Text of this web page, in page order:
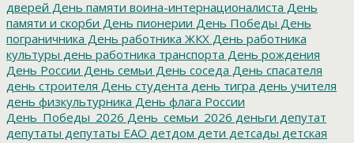
дверей День памяти воина-интернационалиста День
памяти и скорби День пионерии День Победы День
пограничника День работника ЖКХ День работника
культуры день работника транспорта День рождения
День России День семьи День соседа День спасателя
день строителя День студента день тигра день учителя
день физкультурника День флага России
День_Победы_2026 День_семьи_2026 деньги депутат
депутаты депутаты ЕАО детдом дети детсады детская